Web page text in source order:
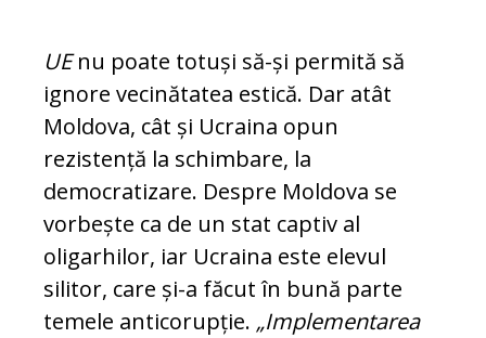
UEnu poate totuși să-și permită să
ignore vecinătatea estică. Dar atât
Moldova, cât și Ucraina opun
rezistență la schimbare, la
democratizare. Despre Moldova se
vor­beș­te ca de un stat captiv al
oligarhilor, iar Ucraina este elevul
silitor, care și-a făcut în bună parte
temele anticorupție. „Im­plementarea